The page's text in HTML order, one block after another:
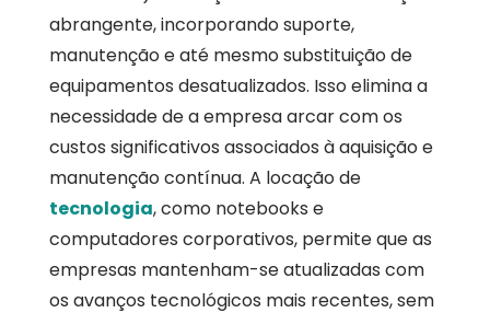
abrangente, incorporando suporte,
manutenção e até mesmo substituição de
equipamentos desatualizados. Isso elimina a
necessidade de a empresa arcar com os
custos significativos associados à aquisição e
manutenção contínua. A locação de
tecnologia, como notebooks e
computadores corporativos, permite que as
empresas mantenham-se atualizadas com
os avanços tecnológicos mais recentes, sem